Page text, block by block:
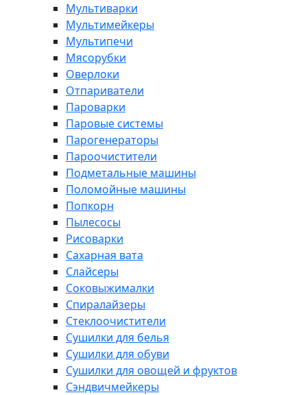
Мультиварки
Мультимейкеры
Мультипечи
Мясорубки
Оверлоки
Отпариватели
Пароварки
Паровые системы
Парогенераторы
Пароочистители
Подметальные машины
Поломойные машины
Попкорн
Пылесосы
Рисоварки
Сахарная вата
Слайсеры
Соковыжималки
Спиралайзеры
Стеклоочистители
Сушилки для белья
Сушилки для обуви
Сушилки для овощей и фруктов
Сэндвичмейкеры